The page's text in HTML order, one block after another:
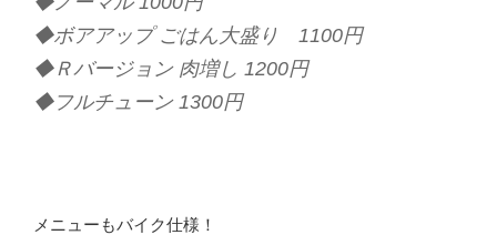
◆ボアアップ ごはん大盛り 1100円
◆Ｒバージョン 肉増し 1200円
◆フルチューン 1300円
メニューもバイク仕様！